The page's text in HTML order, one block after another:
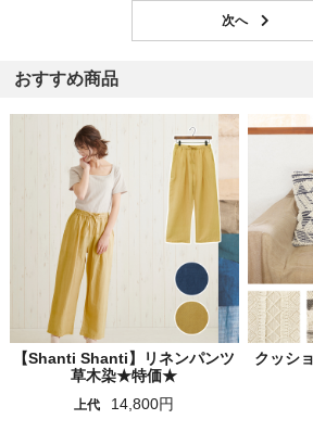
おすすめ商品
【Shanti Shanti】リネンパンツ
草木染★特価★
上代 14,800円
クッシ